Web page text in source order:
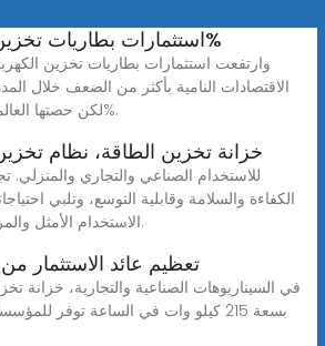
استثمارات بطاريات تخزين الكهرباء تقفز 73%
لكن حصتها العالمية ما زالت في حدود 3%.
خزانة تخزين الطاقة، نظام
الكفاءة والسلامة وقابلية التوسع، وتلبي
الاستخدام الأمثل والمراقبة في الوقت الفعلي.
تعظيم عائد الاستثمار
في السيناريوهات الصناعية والتجارية، خزانة